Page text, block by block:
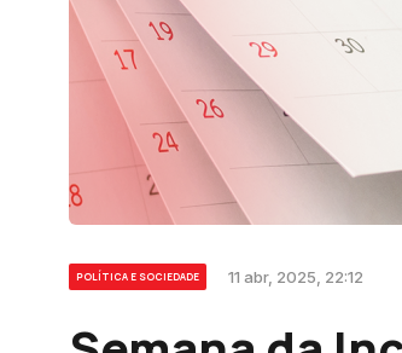
POLÍTICA E SOCIEDADE 11 abr, 2025, 22:12